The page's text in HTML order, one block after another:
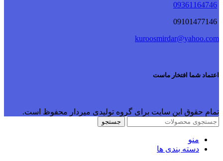
09361164746
kuroosmirdar@yahoo.com
اعتماد شما افتخار ماست
تمام حقوق این سایت برای گروه تولیدی میردار محفوظ است.
جستجو
منو
دسته بندی ها